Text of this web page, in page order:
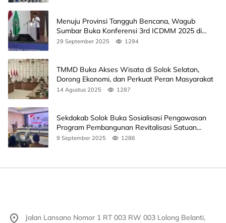
Menuju Provinsi Tangguh Bencana, Wagub
Sumbar Buka Konferensi 3rd ICDMM 2025 di
Unand
29 September 2025 1294
TMMD Buka Akses Wisata di Solok Selatan,
Dorong Ekonomi, dan Perkuat Peran Masyarakat
14 Agustus 2025 1287
Sekdakab Solok Buka Sosialisasi Pengawasan
Program Pembangunan Revitalisasi Satuan
Pendidikan
9 September 2025 1286
Jalan Lansano Nomor 1 RT 003 RW 003 Lolong Belanti,